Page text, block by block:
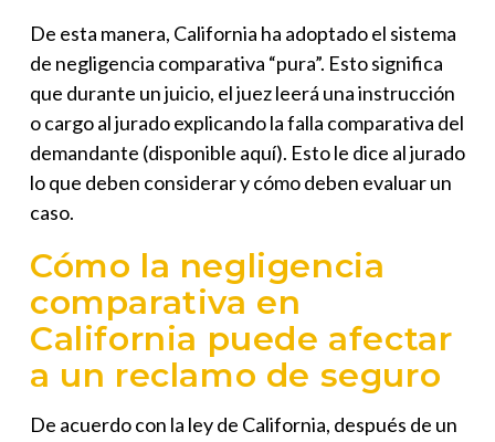
De esta manera, California ha adoptado el sistema
de negligencia comparativa “pura”. Esto significa
que durante un juicio, el juez leerá una instrucción
o cargo al jurado explicando la falla comparativa del
demandante (disponible aquí). Esto le dice al jurado
lo que deben considerar y cómo deben evaluar un
caso.
Cómo la negligencia
comparativa en
California puede afectar
a un reclamo de seguro
De acuerdo con la ley de California, después de un